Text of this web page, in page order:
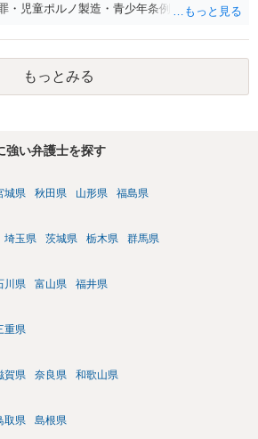
・児童ポルノ製造・青少年条例違反（わいせ
なりの捜査を受けるでしょう。
もっとみる
強い弁護士を探す
城県 秋田県 山形県 福島県
埼玉県 茨城県 栃木県 群馬県
川県 富山県 福井県
重県
賀県 奈良県 和歌山県
取県 島根県